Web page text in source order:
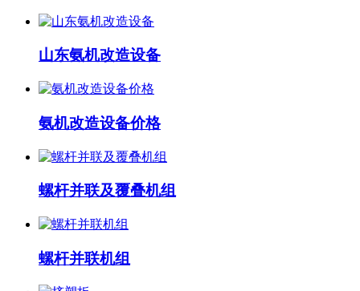
山东氨机改造设备
氨机改造设备价格
螺杆并联及覆叠机组
螺杆并联机组